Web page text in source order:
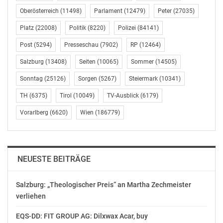
der Region reicht der Blick bis weit über die tiefen Täler
und beeindruckenden Bergkulissen. Das
Wiedersbergerhorn und der Gratlspitz sind zwei jener
Berge, die atemberaubende 360 Grad Panoramablicke
bieten. Mit den Alpbachtaler Sommerbergbahnen geht
es bequem zu aussichtsreichen Touren hinauf. Und auf
den Mehrtageswanderungen genießt man Frischluft
und Freiheit in der fabelhaften Bergwelt. Die Kundler
Klamm, Tiefenbachklamm und Kaiserklamm laden zu
spannenden Wildwasserwanderungen ein.
Wenn das Quecksilber steil nach oben steigt locken die
ein. Der Reintalersee in Kramsach zählt zu den
wärmsten Badeseen Tirols. Wer das Wasser actionreich
Oberösterreich (11498) Parlament (12479) Peter (27035)
Platz (22008) Politik (8220) Polizei (84141)
Post (5294) Presseschau (7902) RP (12464)
Salzburg (13408) Seiten (10065) Sommer (14505)
Sonntag (25126) Sorgen (5267) Steiermark (10341)
TH (6375) Tirol (10049) TV-Ausblick (6179)
Vorarlberg (6620) Wien (186779)
NEUESTE BEITRÄGE
Salzburg: „Theologischer Preis“ an Martha Zechmeister
verliehen
EQS-DD: FIT GROUP AG: Dilxwax Acar, buy